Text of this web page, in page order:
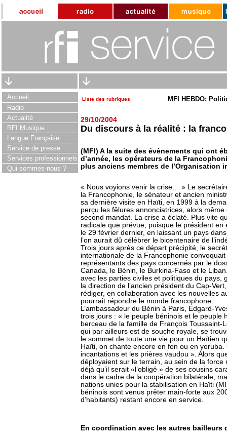
Accueil
Radio
Actualité
RFI Musique
Langue Française
Service de presse
Services professionnels
Qui sommes-nous ?
Liste des rubriques MFI HEBDO:
29/10/2004
Du discours à la réalité : la
(MFI) A la suite des évènements qui ont
d’année, les opérateurs de la
plus anciens membres de l’Organisation
« Nous voyions venir la crise… » Le
la Francophonie, le sénateur et ancien
sa dernière visite en Haïti, en 1999 à la
perçu les fêlures annonciatrices, alors
second mandat. La crise a éclaté. Plus vite
radicale que prévue, puisque le président
le 29 février dernier, en laissant un pays
l’on aurait dû célébrer le bicentenaire de
Trois jours après ce départ précipité, le
internationale de la Francophonie
représentants des pays concernés par le
Canada, le Bénin, le Burkina-Faso et le
avec les parties civiles et politiques du pays,
la direction de l’ancien président du Cap-
rédiger, en collaboration avec les nouvelles
pourrait répondre le monde francophone.
L’ambassadeur du Bénin à Paris, Edgard-
trois jours : « le peuple béninois et le peuple
berceau de la famille de François Toussaint-
qui par ailleurs est de souche royale, se
le sommet de toute une vie pour un Haïtien
Haïti, on chante encore en fon ou en
incantations et les prières vaudou ». Alors
déployaient sur le terrain, au sein de la
déjà qu’il serait «l’obligé » de ses cousins
dans le cadre de la coopération bilatérale,
nations unies pour la stabilisation en Haïti
béninois sont venus prêter main-forte aux
d’habitants) restant encore en service.
En coordination avec les autres bailleurs